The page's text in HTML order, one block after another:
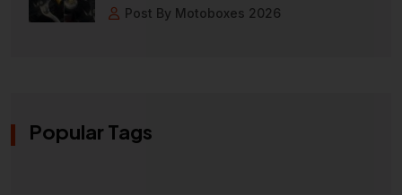
Post By Motoboxes 2026
Popular Tags